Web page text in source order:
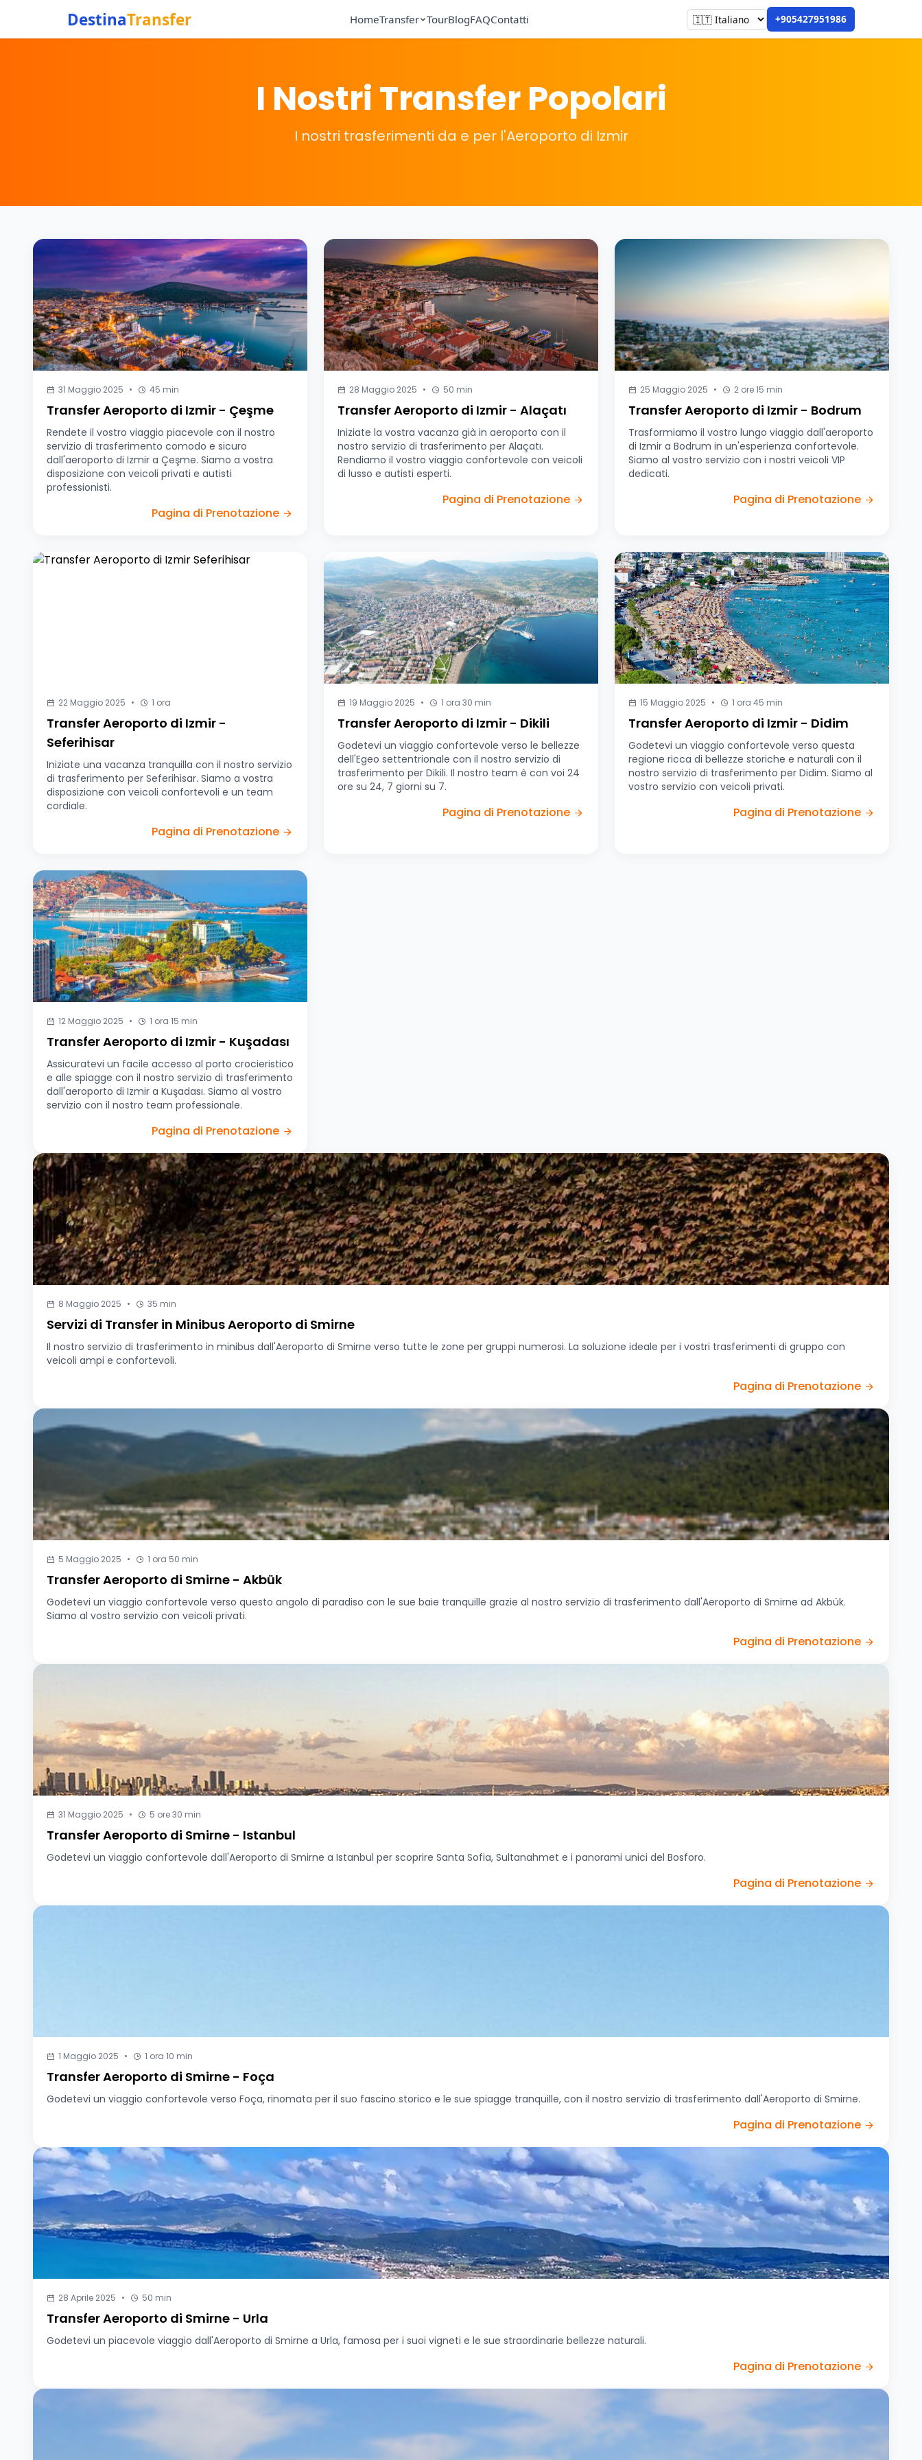
DestinaTransfer HomeTransfer TourBlogFAQContatti +905427951986
I Nostri Transfer Popolari
I nostri trasferimenti da e per l'Aeroporto di Izmir
31 Maggio 2025 • 45 min
Transfer Aeroporto di Izmir - Çeşme
Rendete il vostro viaggio piacevole con il nostro
servizio di trasferimento comodo e sicuro
dall'aeroporto di Izmir a Çeşme. Siamo a vostra
disposizione con veicoli privati e autisti
professionisti.
Pagina di Prenotazione
28 Maggio 2025 • 50 min
Transfer Aeroporto di Izmir - Alaçatı
Iniziate la vostra vacanza già in aeroporto con il
nostro servizio di trasferimento per Alaçatı.
Rendiamo il vostro viaggio confortevole con veicoli
di lusso e autisti esperti.
Pagina di Prenotazione
25 Maggio 2025 • 2 ore 15 min
Transfer Aeroporto di Izmir - Bodrum
Trasformiamo il vostro lungo viaggio dall'aeroporto
di Izmir a Bodrum in un'esperienza confortevole.
Siamo al vostro servizio con i nostri veicoli VIP
dedicati.
Pagina di Prenotazione
22 Maggio 2025 • 1 ora
Transfer Aeroporto di Izmir -
Seferihisar
Iniziate una vacanza tranquilla con il nostro servizio
di trasferimento per Seferihisar. Siamo a vostra
disposizione con veicoli confortevoli e un team
cordiale.
Pagina di Prenotazione
19 Maggio 2025 • 1 ora 30 min
Transfer Aeroporto di Izmir - Dikili
Godetevi un viaggio confortevole verso le bellezze
dell'Egeo settentrionale con il nostro servizio di
trasferimento per Dikili. Il nostro team è con voi 24
ore su 24, 7 giorni su 7.
Pagina di Prenotazione
15 Maggio 2025 • 1 ora 45 min
Transfer Aeroporto di Izmir - Didim
Godetevi un viaggio confortevole verso questa
regione ricca di bellezze storiche e naturali con il
nostro servizio di trasferimento per Didim. Siamo al
vostro servizio con veicoli privati.
Pagina di Prenotazione
12 Maggio 2025 • 1 ora 15 min
Transfer Aeroporto di Izmir - Kuşadası
Assicuratevi un facile accesso al porto crocieristico
e alle spiagge con il nostro servizio di trasferimento
dall'aeroporto di Izmir a Kuşadası. Siamo al vostro
servizio con il nostro team professionale.
Pagina di Prenotazione
8 Maggio 2025 • 35 min
Servizi di Transfer in Minibus Aeroporto di Smirne
Il nostro servizio di trasferimento in minibus dall'Aeroporto di Smirne verso tutte le zone per gruppi numerosi. La soluzione ideale per i vostri trasferimenti di gruppo con
veicoli ampi e confortevoli.
Pagina di Prenotazione
5 Maggio 2025 • 1 ora 50 min
Transfer Aeroporto di Smirne - Akbük
Godetevi un viaggio confortevole verso questo angolo di paradiso con le sue baie tranquille grazie al nostro servizio di trasferimento dall'Aeroporto di Smirne ad Akbük.
Siamo al vostro servizio con veicoli privati.
Pagina di Prenotazione
31 Maggio 2025 • 5 ore 30 min
Transfer Aeroporto di Smirne - Istanbul
Godetevi un viaggio confortevole dall'Aeroporto di Smirne a Istanbul per scoprire Santa Sofia, Sultanahmet e i panorami unici del Bosforo.
Pagina di Prenotazione
1 Maggio 2025 • 1 ora 10 min
Transfer Aeroporto di Smirne - Foça
Godetevi un viaggio confortevole verso Foça, rinomata per il suo fascino storico e le sue spiagge tranquille, con il nostro servizio di trasferimento dall'Aeroporto di Smirne.
Pagina di Prenotazione
28 Aprile 2025 • 50 min
Transfer Aeroporto di Smirne - Urla
Godetevi un piacevole viaggio dall'Aeroporto di Smirne a Urla, famosa per i suoi vigneti e le sue straordinarie bellezze naturali.
Pagina di Prenotazione